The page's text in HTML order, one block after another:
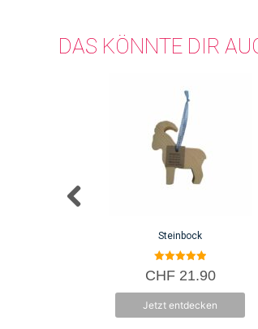
DAS KÖNNTE DIR
Steinbock
5.00
von 5
CHF21.90
Jetzt entdecken